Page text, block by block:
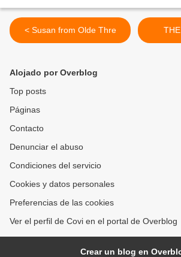
< Susan from Olde Thre
Alojado por Overblog
Top posts
Páginas
Contacto
Denunciar el abuso
Condiciones del servicio
Cookies y datos personales
Preferencias de las cookies
Ver el perfil de Covi en el portal de Overblog
Crear un blog en